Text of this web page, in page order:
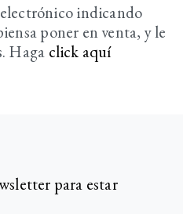
indicando
poner en venta, y le
Haga click aquí­
para estar